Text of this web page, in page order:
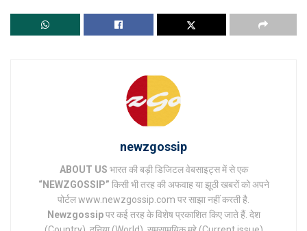
newzgossip
ABOUT US भारत की बड़ी डिजिटल वेबसाइट्स में से एक
“NEWZGOSSIP” किसी भी तरह की अफवाह या झूठी खबरों को अपने
पोर्टल www.newzgossip.com पर साझा नहीं करती है.
Newzgossipपर कई तरह के विशेष प्रकाशित किए जाते हैं. देश